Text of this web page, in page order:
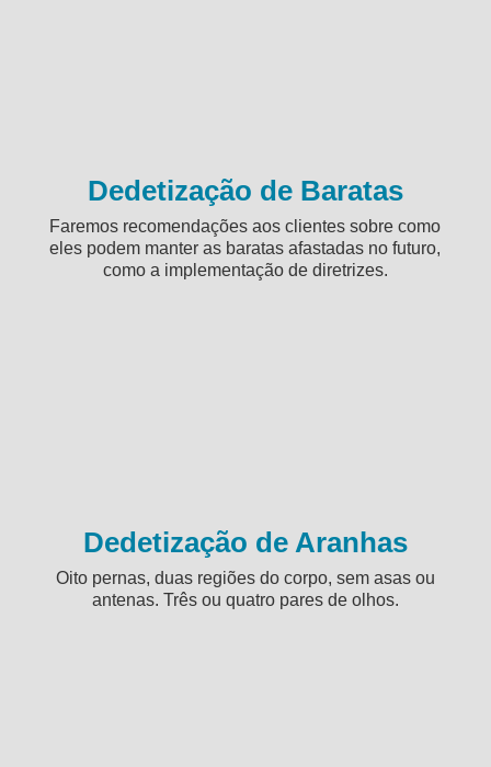
Dedetização de Baratas
Faremos recomendações aos clientes sobre como
eles podem manter as baratas afastadas no futuro,
como a implementação de diretrizes.
Dedetização de Aranhas
Oito pernas, duas regiões do corpo, sem asas ou
antenas. Três ou quatro pares de olhos.